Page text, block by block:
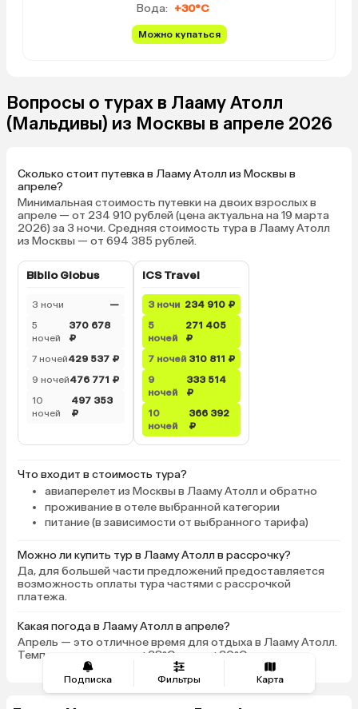
Подписка Фильтры Карта
Вода: +30°C
Можно купаться
Вопросы о турах в Лааму Атолл
(Мальдивы) из Москвы в апреле 2026
Сколько стоит путевка в Лааму Атолл из Москвы в
апреле?
Минимальная стоимость путевки на двоих взрослых в
апреле — от 234 910 рублей (цена актуальна на 19 марта
2026) за 3 ночи. Средняя стоимость тура в Лааму Атолл
из Москвы — от 694 385 рублей.
Biblio Globus
3 ночи
—
5
ночей
370 678
₽
7 ночей429 537 ₽
9 ночей476 771 ₽
10
ночей
497 353
₽
ICS Travel
3 ночи 234 910 ₽
5
ночей
271 405
₽
7 ночей 310 811 ₽
9
ночей
333 514
₽
10
ночей
366 392
₽
Что входит в стоимость тура?
авиаперелет из Москвы в Лааму Атолл и обратно
проживание в отеле выбранной категории
питание (в зависимости от выбранного тарифа)
Можно ли купить тур в Лааму Атолл в рассрочку?
Да, для большей части предложений предоставляется
возможность оплаты тура частями с рассрочкой
платежа.
Какая погода в Лааму Атолл в апреле?
Апрель — это отличное время для отдыха в Лааму Атолл.
Температура воздуха +28°C, воды +30°C.